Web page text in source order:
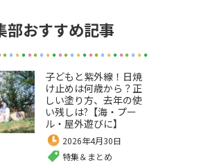
部おすすめ記事
子どもと紫外線！日焼
け止めは何歳から？正
しい塗り方、去年の使
い残しは?【海・プー
ル・屋外遊びに】
2026年4月30日
特集＆まとめ